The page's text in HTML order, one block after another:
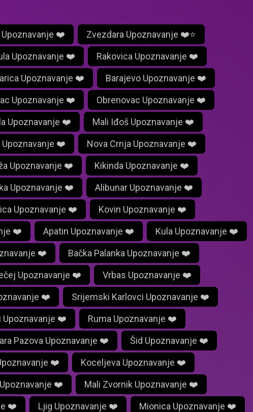
Upoznavanje ❤️ Zvezdara Upoznavanje ❤️⭐
Upoznavanje ❤️ Rakovica Upoznavanje ❤️
Upoznavanje ❤️ Barajevo Upoznavanje ❤️
Upoznavanje ❤️ Obrenovac Upoznavanje ❤️
Upoznavanje ❤️ Mali Iđoš Upoznavanje ❤️
Upoznavanje ❤️ Nova Crnja Upoznavanje ❤️
Upoznavanje ❤️ Kikinda Upoznavanje ❤️
Upoznavanje ❤️ Alibunar Upoznavanje ❤️
Upoznavanje ❤️ Kovin Upoznavanje ❤️
❤️ Apatin Upoznavanje ❤️ Kula Upoznavanje ❤️
❤️ Bačka Palanka Upoznavanje ❤️
Upoznavanje ❤️ Vrbas Upoznavanje ❤️
❤️ Srijemski Karlovci Upoznavanje ❤️
Upoznavanje ❤️ Ruma Upoznavanje ❤️
Pazova Upoznavanje ❤️ Šid Upoznavanje ❤️
❤️ Koceljeva Upoznavanje ❤️
❤️ Mali Zvornik Upoznavanje ❤️
❤️ Ljig Upoznavanje ❤️ Mionica Upoznavanje ❤️